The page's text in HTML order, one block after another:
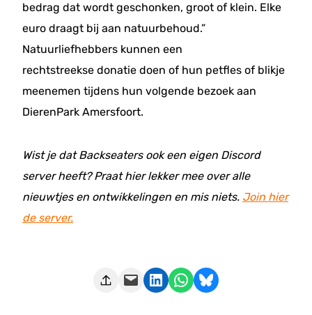
bedrag dat wordt geschonken, groot of klein. Elke
euro draagt bij aan natuurbehoud.”
Natuurliefhebbers kunnen een
rechtstreekse donatie doen of hun petfles of blikje
meenemen tijdens hun volgende bezoek aan
DierenPark Amersfoort.
Wist je dat Backseaters ook een eigen Discord
server heeft? Praat hier lekker mee over alle
nieuwtjes en ontwikkelingen en mis niets. Join hier
de server.
Deze pagina e-mailen Delen op LinkedIn Delen via WhatsApp Share on Bluesky